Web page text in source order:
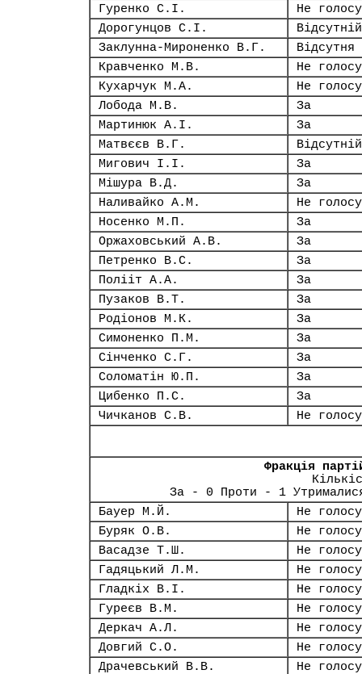
Гуренко С.І.
Не
Дорогунцов С.І.
Відсутній
Заклунна-Мироненко В.Г.
Відсутня
Кравченко М.В.
Не
Кухарчук М.А.
Не
Лобода М.В.
За
Мартинюк А.І.
За
Матвєєв В.Г.
Відсутній
Мигович І.І.
За
Мішура В.Д.
За
Наливайко А.М.
Не
Носенко М.П.
За
Оржаховський А.В.
За
Петренко В.С.
За
Полііт А.А.
За
Пузаков В.Т.
За
Родіонов М.К.
За
Симоненко П.М.
За
Сінченко С.Г.
За
Соломатін Ю.П.
За
Цибенко П.С.
За
Чичканов С.В.
Не
Фракція
За - 0 Проти - 1
Бауер М.Й.
Не
Буряк О.В.
Не
Васадзе Т.Ш.
Не
Гадяцький Л.М.
Не
Гладкіх В.І.
Не
Гуреєв В.М.
Не
Деркач А.Л.
Не
Довгий С.О.
Не
Драчевський В.В.
Не